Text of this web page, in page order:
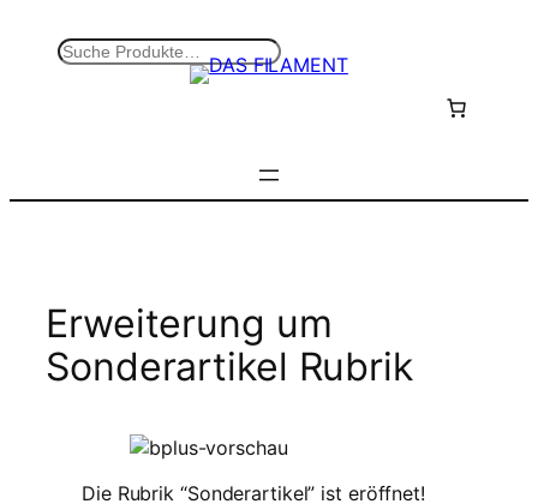
S
Erweiterung um
Sonderartikel Rubrik
Die Rubrik “Sonderartikel” ist eröffnet!